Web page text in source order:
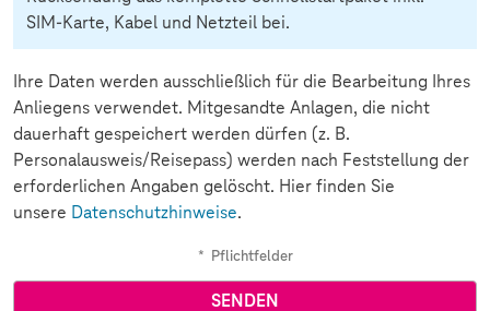
SIM-Karte, Kabel und Netzteil bei.
Ihre Daten werden ausschließlich für die Bearbeitung Ihres
Anliegens verwendet. Mitgesandte Anlagen, die nicht
dauerhaft gespeichert werden dürfen (z. B.
Personalausweis/Reisepass) werden nach Feststellung der
erforderlichen Angaben gelöscht. Hier finden Sie
unsere Datenschutzhinweise.
* Pflichtfelder